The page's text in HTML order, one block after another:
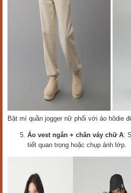
Bật mí quần jogger nữ phối với áo hôdie
Áo vest ngắn + chân váy chữ A:
tiết quan trọng hoặc chụp ảnh lớp.